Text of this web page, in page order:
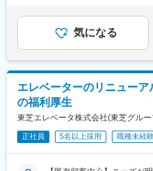
★毎年昇給
★個別説明会を実施中
気になる
エレベーターのリニュー
の福利厚生
東芝エレベータ株式会社(東芝グル
正社員 5名以上採用 職種未経